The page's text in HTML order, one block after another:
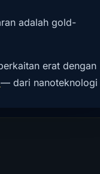
adalah gold-
erat dengan
— dari nanoteknologi